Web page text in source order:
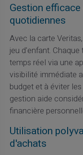
Gestion
quotidiennes
Avec la carte
jeu d'enfant.
temps réel via une
visibilité immédiate
budget et à éviter
gestion aide
financière
Utilisation
d'achats